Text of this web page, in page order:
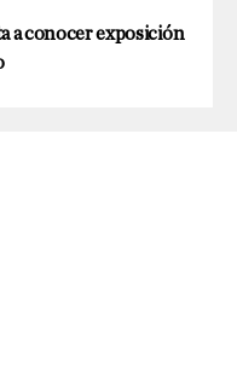
a conocer exposición